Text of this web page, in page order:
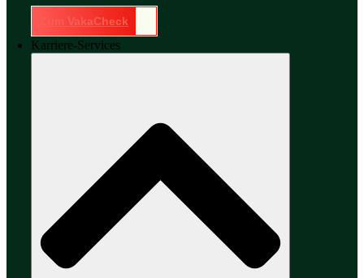
Zum VakaCheck
Karriere-Services